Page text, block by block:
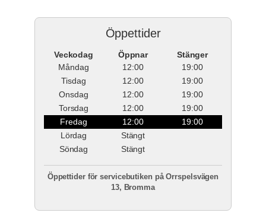
Öppettider
Veckodag Öppnar
Stänger
Måndag
12:00
19:00
Tisdag
12:00
19:00
Onsdag
12:00
19:00
Torsdag
12:00
19:00
Fredag
12:00
19:00
Lördag
Stängt
Söndag
Stängt
Öppettider för servicebutiken på Orrspelsvägen
13, Bromma